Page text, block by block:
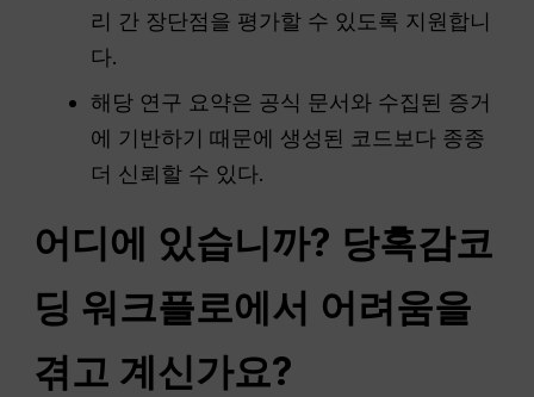
리 간 장단점을 평가할 수 있도록 지원합니
다.
해당 연구 요약은 공식 문서와 수집된 증거
에 기반하기 때문에 생성된 코드보다 종종
더 신뢰할 수 있다.
어디에 있습니까? 당혹감코
딩 워크플로에서 어려움을
겪고 계신가요?